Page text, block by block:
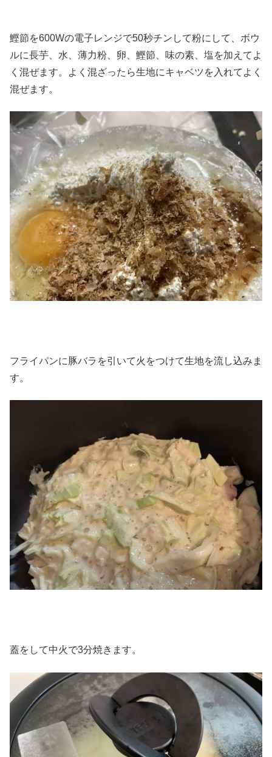
鰹節を600Wの電子レンジで50秒チンして粉にして、ボウ
ルに長芋、水、薄力粉、卵、鰹節、味の素、塩を加えてよ
く混ぜます。よく混ざったら生地にキャベツを入れてよく
混ぜます。
フライパンに豚バラを引いて火をつけて生地を流し込みま
す。
蓋をして中火で3分焼きます。